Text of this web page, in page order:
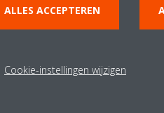
ALLES ACCEPTEREN
Cookie-instellingen wijzigen